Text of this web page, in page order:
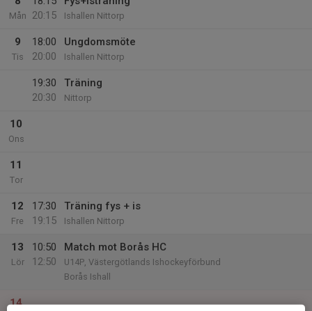
Mån
20:15
Ishallen Nittorp
9
Tis
18:00
20:00
Ungdomsmöte
Ishallen Nittorp
19:30
20:30
Träning
Nittorp
10
Ons
11
Tor
12
Fre
17:30
19:15
Träning fys + is
Ishallen Nittorp
13
Lör
10:50
12:50
Match mot Borås HC
U14P, Västergötlands Ishockeyförbund
Borås Ishall
14